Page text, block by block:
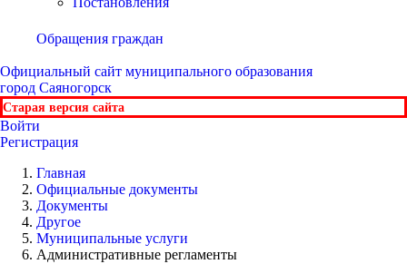
Обращения граждан
Официальный сайт муниципального образования
город Саяногорск
Старая версия сайта
Войти
Регистрация
Главная
Официальные документы
Документы
Другое
Муниципальные услуги
Административные регламенты